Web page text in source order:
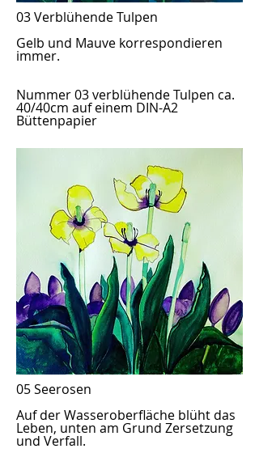
03 Verblühende Tulpen
Gelb und Mauve korrespondieren
immer.
Nummer 03 verblühende Tulpen ca.
40/40cm auf einem DIN-A2
Büttenpapier
05 Seerosen
Auf der Wasseroberfläche blüht das
Leben, unten am Grund Zersetzung
und Verfall.